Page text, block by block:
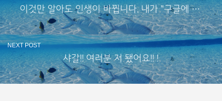
이것만 알아도 인생이 바뀝니다. 내가 "구글에 합격"할 수 있었던 5가지 이유.
샤갈!! 여러분 저 됐어요!! !
NEXT POST